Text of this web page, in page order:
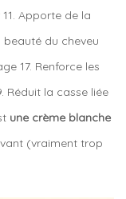
Apporte de la
beauté du cheveu
17. Renforce les
Réduit la casse liée
une crème blanche
(vraiment trop